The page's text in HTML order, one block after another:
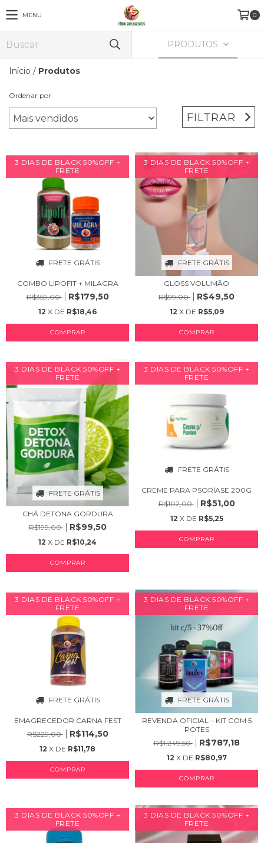
MENU 0
PRODUTOS
Início / Produtos
Ordenar por
FILTRAR
3 DIAS DE BLACK 50%OFF +
FRETE
FRETE GRÁTIS
COMBO LIPOFIT + MILAGRA
R$359,00
R$179,50
12 X DE R$18,46
COMPRAR
3 DIAS DE BLACK 50%OFF +
FRETE
FRETE GRÁTIS
GLOSS VOLUMÃO
R$99,00
R$49,50
12 X DE R$5,09
3 DIAS DE BLACK 50%OFF +
FRETE
FRETE GRÁTIS
CHÁ DETONA GORDURA
R$199,00
R$99,50
12 X DE R$10,24
3 DIAS DE BLACK 50%OFF +
FRETE
FRETE GRÁTIS
CREME PARA PSORÍASE 200G
R$102,00
R$51,00
12 X DE R$5,25
3 DIAS DE BLACK 50%OFF +
FRETE
FRETE GRÁTIS
EMAGRECEDOR CARNA FEST
R$229,00
R$114,50
12 X DE R$11,78
COMPRAR
3 DIAS DE BLACK 50%OFF +
FRETE
FRETE GRÁTIS
REVENDA OFICIAL – KIT COM 5
POTES
R$1.249,50
R$787,18
12 X DE R$80,97
3 DIAS DE BLACK 50%OFF +
FRETE
3 DIAS DE BLACK 50%OFF +
FRETE